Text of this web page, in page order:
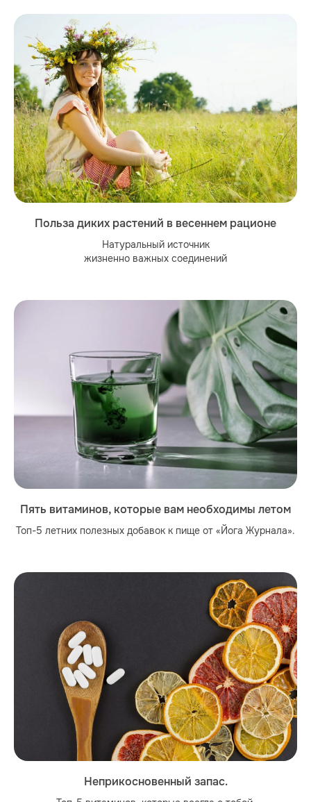
Польза диких растений в весеннем рационе
Натуральный источник
жизненно важных соединений
Пять витаминов, которые вам необходимы летом
Топ-5 летних полезных добавок к пище от «Йога Журнала».
Неприкосновенный запас.